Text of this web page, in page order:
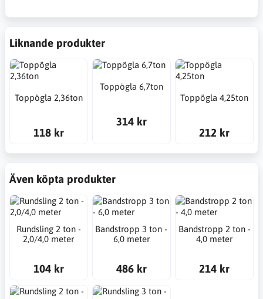
Liknande produkter
Toppögla 2,36ton
118 kr
Toppögla 6,7ton
314 kr
Toppögla 4,25ton
212 kr
Även köpta produkter
Rundsling 2 ton -
2,0/4,0 meter
104 kr
Bandstropp 3 ton -
6,0 meter
486 kr
Bandstropp 2 ton -
4,0 meter
214 kr